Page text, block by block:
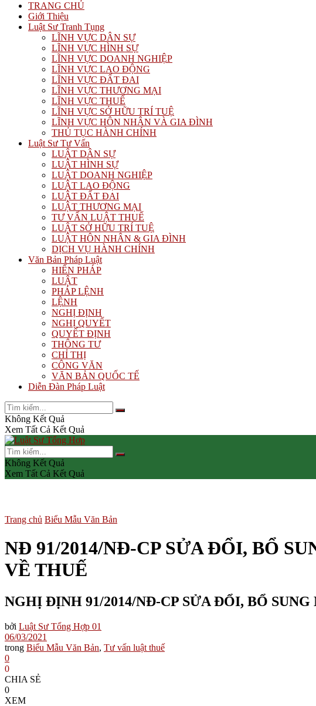
TRANG CHỦ
Giới Thiệu
Luật Sư Tranh Tụng
LĨNH VỰC DÂN SỰ
LĨNH VỰC HÌNH SỰ
LĨNH VỰC DOANH NGHIỆP
LĨNH VỰC LAO ĐỘNG
LĨNH VỰC ĐẤT ĐAI
LĨNH VỰC THƯƠNG MẠI
LĨNH VỰC THUẾ
LĨNH VỰC SỞ HỮU TRÍ TUỆ
LĨNH VỰC HÔN NHÂN VÀ GIA ĐÌNH
THỦ TỤC HÀNH CHÍNH
Luật Sư Tư Vấn
LUẬT DÂN SỰ
LUẬT HÌNH SỰ
LUẬT DOANH NGHIỆP
LUẬT LAO ĐỘNG
LUẬT ĐẤT ĐAI
LUẬT THƯƠNG MẠI
TƯ VẤN LUẬT THUẾ
LUẬT SỞ HỮU TRÍ TUỆ
LUẬT HÔN NHÂN & GIA ĐÌNH
DỊCH VỤ HÀNH CHÍNH
Văn Bản Pháp Luật
HIẾN PHÁP
LUẬT
PHÁP LỆNH
LỆNH
NGHỊ ĐỊNH
NGHỊ QUYẾT
QUYẾT ĐỊNH
THÔNG TƯ
CHỈ THỊ
CÔNG VĂN
VĂN BẢN QUỐC TẾ
Diễn Đàn Pháp Luật
Không Kết Quả
Xem Tất Cả Kết Quả
Không Kết Quả
Xem Tất Cả Kết Quả
Trang chủ Biểu Mẫu Văn Bản
NĐ 91/2014/NĐ-CP SỬA ĐỔI, BỔ
VỀ THUẾ
NGHỊ ĐỊNH 91/2014/NĐ-CP SỬA ĐỔI, BỔ
bởi Luật Sư Tổng Hợp 01
06/03/2021
trong Biểu Mẫu Văn Bản, Tư vấn luật thuế
0
0
CHIA SẺ
0
XEM